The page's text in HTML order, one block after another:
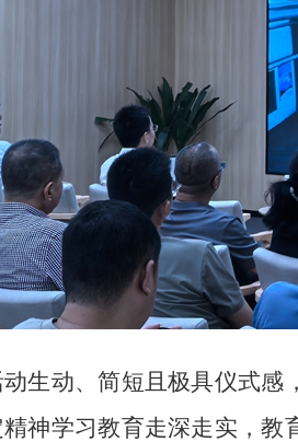
生动、简短且极具仪式
神学习教育走深走实，